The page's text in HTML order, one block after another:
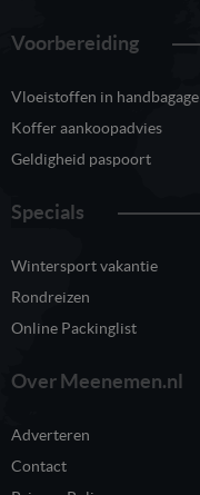
Voorbereiding
Vloeistoffen in handbagage
Koffer aankoopadvies
Geldigheid paspoort
Specials
Wintersport vakantie
Rondreizen
Online Packinglist
Over Meenemen.nl
Adverteren
Contact